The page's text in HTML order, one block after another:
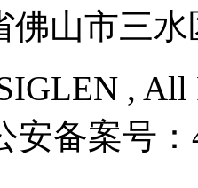
佛山市三
, All
安备案号：